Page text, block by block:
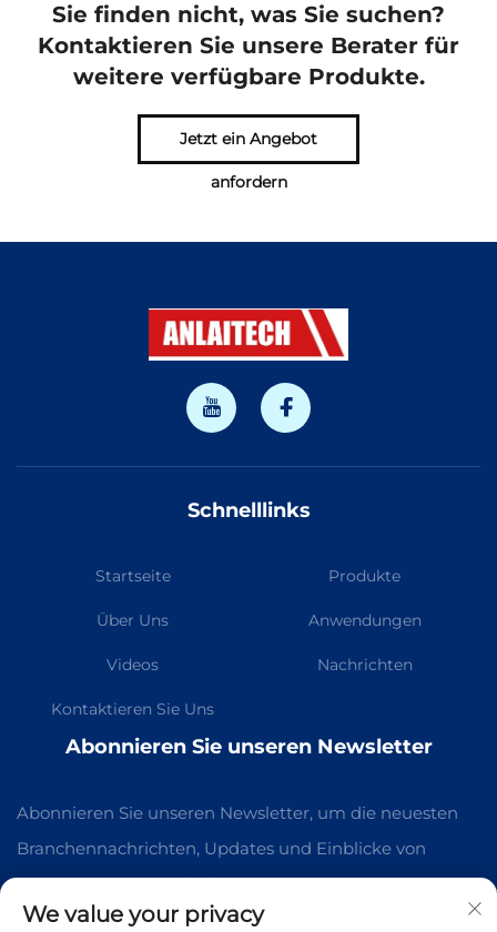
Sie finden nicht, was Sie suchen?
Kontaktieren Sie unsere Berater für
weitere verfügbare Produkte.
Jetzt ein Angebot
anfordern
Schnelllinks
Startseite Produkte
Über Uns Anwendungen
Videos Nachrichten
Kontaktieren Sie Uns
Abonnieren Sie unseren Newsletter
Abonnieren Sie unseren Newsletter, um die neuesten
Branchennachrichten, Updates und Einblicke von
unserem Team zu erhalten.
We value your privacy